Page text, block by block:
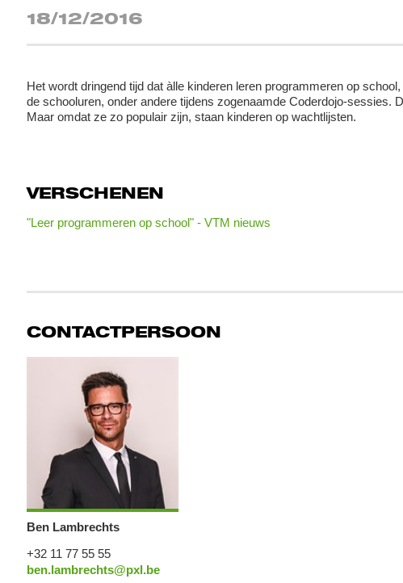
18/12/2016
Het wordt dringend tijd dat àlle kinderen leren programmeren op
de schooluren, onder andere tijdens zogenaamde Coderdojo-sessies.
Maar omdat ze zo populair zijn, staan kinderen op wachtlijsten.
VERSCHENEN
"Leer programmeren op school" - VTM nieuws
CONTACTPERSOON
Ben Lambrechts
+32 11 77 55 55
ben.lambrechts@pxl.be